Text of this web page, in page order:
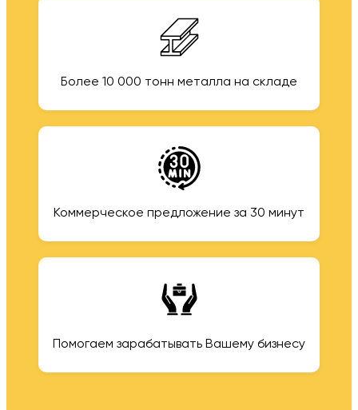
Более 10 000 тонн металла на складе
Коммерческое предложение за 30 минут
Помогаем зарабатывать Вашему бизнесу